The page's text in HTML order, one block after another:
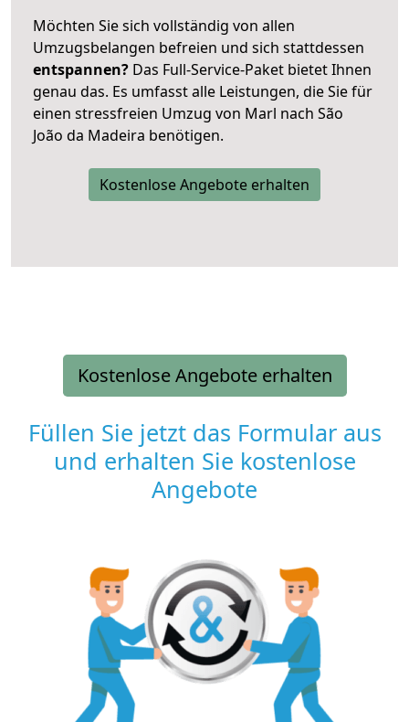
Möchten Sie sich vollständig von allen
Umzugsbelangen befreien und sich stattdessen
entspannen? Das Full-Service-Paket bietet Ihnen
genau das. Es umfasst alle Leistungen, die Sie für
einen stressfreien Umzug von Marl nach São
João da Madeira benötigen.
Kostenlose Angebote erhalten
Kostenlose Angebote erhalten
Füllen Sie jetzt das Formular aus
und erhalten Sie kostenlose
Angebote